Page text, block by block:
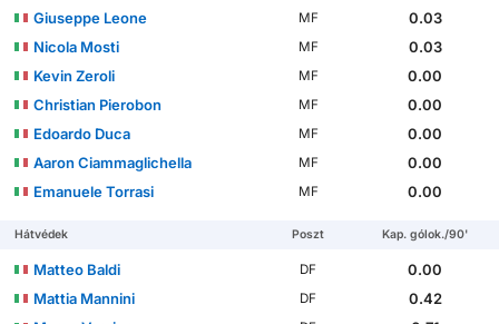
Giuseppe Leone
MF
0.03
Nicola Mosti
MF
0.03
Kevin Zeroli
MF
0.00
Christian Pierobon
MF
0.00
Edoardo Duca
MF
0.00
Aaron Ciammaglichella
MF
0.00
Emanuele Torrasi
MF 0.00
Hátvédek Poszt Kap. gólok./90'
Matteo Baldi DF
0.00
Mattia Mannini
DF
0.42